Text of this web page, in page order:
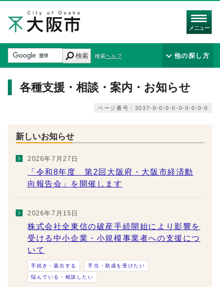
メニュー
検索 検索ヘルプ 他の探し方
各種支援・相談・案内・お知らせ
ページ番号：3037-0-0-0-0-0-0-0-0-0
新しいお知らせ
2026年7月27日
「令和8年度 第2回大阪府・大阪市経済動
向報告会」を開催します
2026年7月15日
株式会社全東信の破産手続開始により影響を
受ける中小企業・小規模事業者への支援につ
いて
手続き・届出する 手当・助成を受けたい
悩んでいる・相談したい